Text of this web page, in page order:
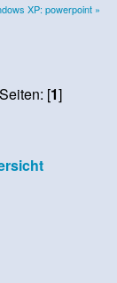
XP: powerpoint »
[1]